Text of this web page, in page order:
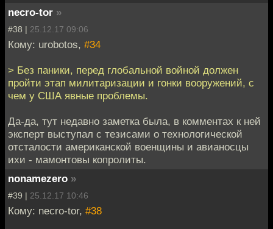
necro-tor »
#38 | 25.12.17 09:06
Кому: urobotos, #34
> Без паники, перед глобальной войной должен
пройти этап милитаризации и гонки вооружений, с
чем у США явные проблемы.
Да-да, тут недавно заметка была, в комментах к ней
эксперт выступал с тезисами о технологической
отсталости американской военщины и авианосцы
ихи - мамонтовы копролиты.
nonamezero »
#39 | 25.12.17 10:46
Кому: necro-tor, #38